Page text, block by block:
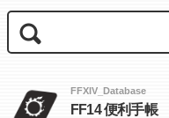
FFXIV_Database
FF14 便利手帳